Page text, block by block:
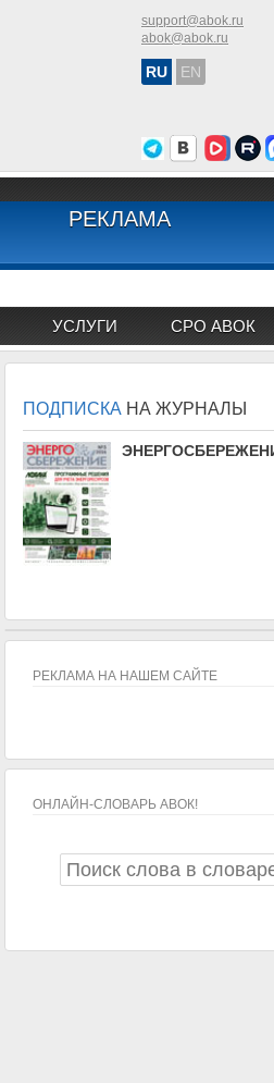
support@abok.ru
abok@abok.ru
RU EN
РЕКЛАМА
УСЛУГИ СРО АВОК
ПОДПИСКА НА ЖУРНАЛЫ
РЕКЛАМА НА НАШЕМ САЙТЕ
ОНЛАЙН-СЛОВАРЬ АВОК!